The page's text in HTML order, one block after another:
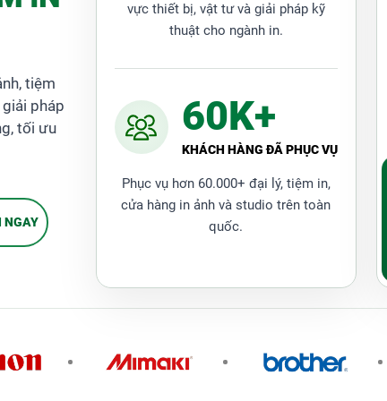
WIREMAC-31
tiệm
pháp
tối ưu
NGAY
vực thiết bị, vật tư và giải pháp kỹ
thuật cho ngành in.
60K+
KHÁCH HÀNG ĐÃ PHỤC VỤ
Phục vụ hơn 60.000+ đại lý, tiệm in,
cửa hàng in ảnh và studio trên toàn
quốc.